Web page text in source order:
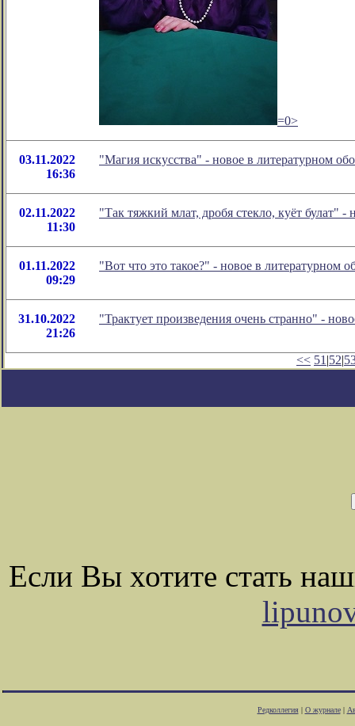
=0>
03.11.2022
16:36
"Магия искусства" - новое в литературном
02.11.2022
11:30
"Так тяжкий млат, дробя стекло, куёт булат"
01.11.2022
09:29
"Вот что это такое?" - новое в литературном
31.10.2022
21:26
"Трактует произведения очень странно" -
<< 51 |52|
Если Вы хотите стать
Редколлегия| О журнале|